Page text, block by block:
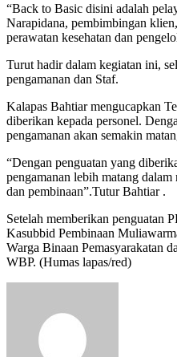
“Back to Basic disini adalah
Narapidana, pembimbingan
perawatan kesehatan dan
Turut hadir dalam kegiatan ini,
pengamanan dan Staf.
Kalapas Bahtiar mengucapkan
diberikan kepada personel.
pengamanan akan semakin
“Dengan penguatan yang
pengamanan lebih matang
dan pembinaan”.Tutur Bahtiar .
Setelah memberikan penguatan
Kasubbid Pembinaan
Warga Binaan Pemasyarakatan
WBP. (Humas lapas/red)